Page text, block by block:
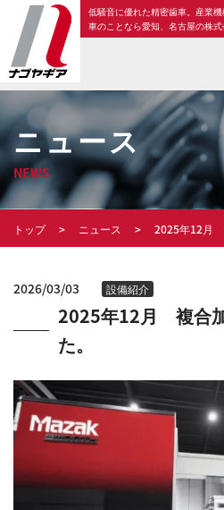
低騒音に優れた精密歯車。産業
車のことなら愛知、名古屋の株
ニュース
NEWS
トップ ニュース 2025年12月
2026/03/03 設備紹介
2025年12月 複合
た。